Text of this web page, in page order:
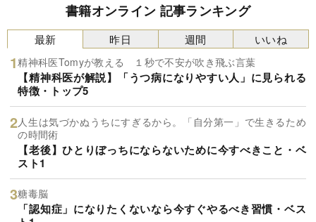
書籍オンライン 記事ランキング
最新
精神科医Tomyが教える １秒で不安が吹き飛ぶ言葉
【精神科医が解説】「うつ病になりやすい人」に見られる
特徴・トップ5
人生は気づかぬうちにすぎるから。「自分第一」で生きるため
の時間術
【老後】ひとりぼっちにならないために今すべきこと・ベ
スト1
糖毒脳
「認知症」になりたくないなら今すぐやるべき習慣・ベス
昨日 週間 いいね